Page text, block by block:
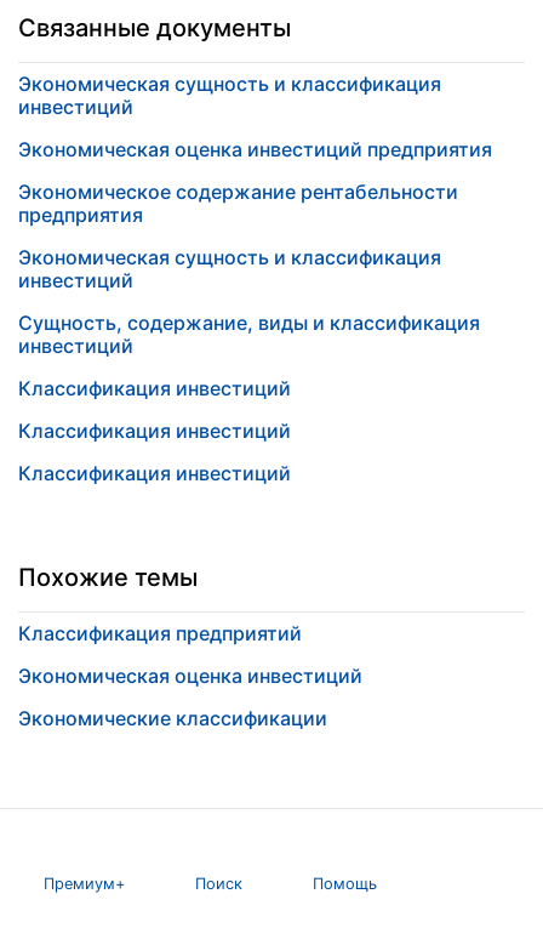
Связанные документы
Экономическая сущность и классификация
инвестиций
Экономическая оценка инвестиций предприятия
Экономическое содержание рентабельности
предприятия
Экономическая сущность и классификация
инвестиций
Сущность, содержание, виды и классификация
инвестиций
Классификация инвестиций
Классификация инвестиций
Классификация инвестиций
Похожие темы
Классификация предприятий
Экономическая оценка инвестиций
Экономические классификации
Премиум+ Поиск Помощь